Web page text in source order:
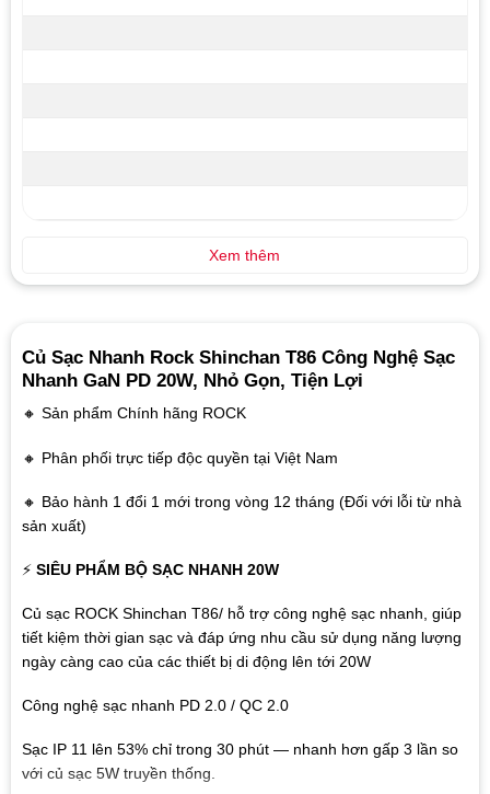
Củ Sạc Nhanh Rock Shinchan T86 Công Nghệ Sạc
Nhanh GaN PD 20W, Nhỏ Gọn, Tiện Lợi
🔸 Sản phẩm Chính hãng ROCK
🔸 Phân phối trực tiếp độc quyền tại Việt Nam
🔸 Bảo hành 1 đổi 1 mới trong vòng 12 tháng (Đối với lỗi từ nhà
sản xuất)
⚡ SIÊU PHẨM BỘ SẠC NHANH 20W
Củ sạc ROCK Shinchan T86/ hỗ trợ công nghệ sạc nhanh, giúp
tiết kiệm thời gian sạc và đáp ứng nhu cầu sử dụng năng lượng
ngày càng cao của các thiết bị di động lên tới 20W
Công nghệ sạc nhanh PD 2.0 / QC 2.0
Sạc IP 11 lên 53% chỉ trong 30 phút — nhanh hơn gấp 3 lần so
với củ sạc 5W truyền thống.
Xem thêm